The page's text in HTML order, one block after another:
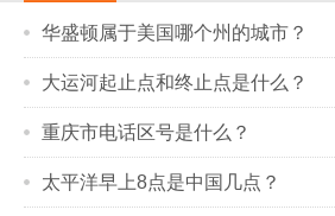
华盛顿属于美国哪个州的城市？
大运河起止点和终止点是什么？
重庆市电话区号是什么？
太平洋早上8点是中国几点？